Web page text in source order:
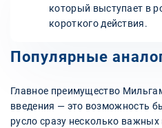
который выступает в
короткого действия.
Популярные
Главное преимущество
введения — это возможность
русло сразу несколько